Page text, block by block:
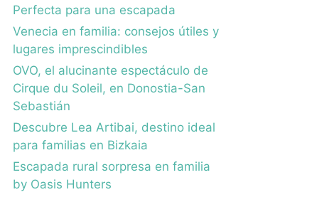
Perfecta para una escapada
Venecia en familia: consejos útiles y
lugares imprescindibles
OVO, el alucinante espectáculo de
Cirque du Soleil, en Donostia-San
Sebastián
Descubre Lea Artibai, destino ideal
para familias en Bizkaia
Escapada rural sorpresa en familia
by Oasis Hunters